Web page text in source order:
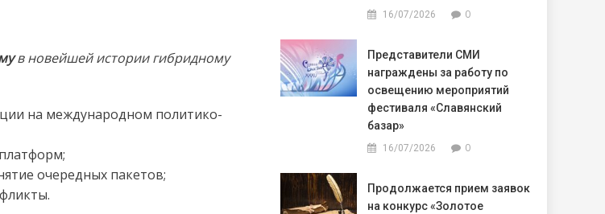
в новейшей истории гибридному
на международном политико-
очередных пакетов;
16/07/2026 0
Представители СМИ
награждены за работу по
освещению мероприятий
фестиваля «Славянский
базар»
16/07/2026 0
Продолжается прием заявок
на конкурс «Золотое